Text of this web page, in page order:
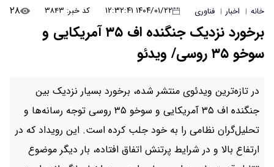
خانه | اخبار | فناوری ۱۴۰۴/۰۱/۲۲ ۱۲:۳۲:۴۱ کد خبر: ۳۸۴۳ ۲۸
برخورد نزدیک جنگنده اف ۳۵ آمریکایی و
سوخو ۳۵ روسی/ ویدئو
در تازه‌ترین ویدئوی منتشر شده، برخورد بسیار نزدیک بین
جنگنده اف ۳۵ آمریکایی و سوخو ۳۵ روسی توجه رسانه‌ها و
تحلیل‌گران نظامی را به خود جلب کرده است. این رویداد که در
ارتفاع بالا و در شرایط پرتنش اتفاق افتاده، بار دیگر موضوع